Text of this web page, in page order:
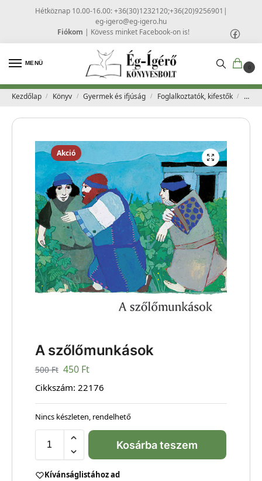
Hétköznap 10.00-16.00: +36(30)1232120;+36(20)9256901 |
eg-igero@eg-igero.hu
Fiókom | Kövess minket Facebook-on is!
MENÜ
0
Kezdőlap / Könyv / Gyermek és ifjúság / Foglalkoztatók, kifestők / A
Akció
A szőlőmunkások
500Ft 450 Ft
Cikkszám: 22176
Nincs készleten, rendelhető
Kosárba teszem
Kívánságlistához ad